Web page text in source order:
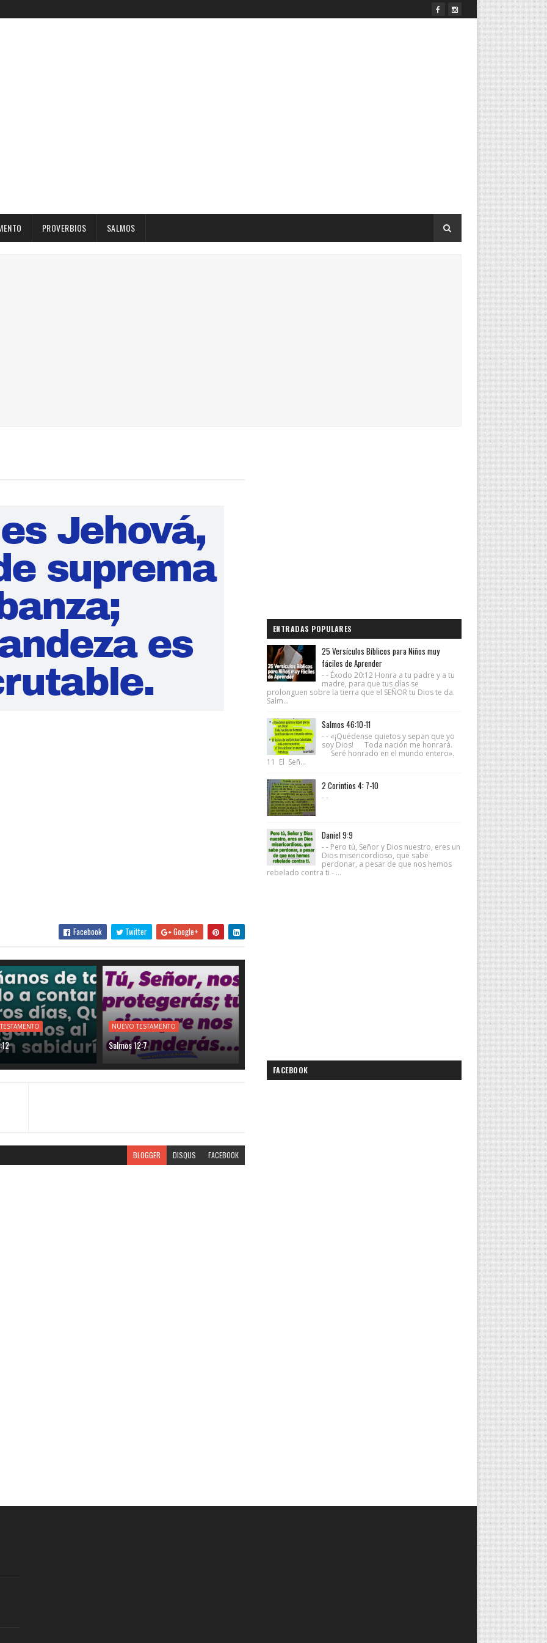
PROVERBIOS SALMOS
Facebook Twitter Google+
NUEVO TESTAMENTO
Salmos 12:7
BLOGGER DISQUS FACEBOOK
ENTRADAS POPULARES
25 Versículos Bíblicos para Niños muy
fáciles de Aprender
- - Éxodo 20:12 Honra a tu padre y a tu
madre, para que tus días se
prolonguen sobre la tierra que el SEÑOR tu Dios te da.
Salm...
Salmos 46:10-11
- - «¡Quédense quietos y sepan que yo
soy Dios! Toda nación me honrará.
Seré honrado en el mundo entero».
11 El Señ...
2 Corintios 4: 7-10
- -
Daniel 9:9
- - Pero tú, Señor y Dios nuestro, eres un
Dios misericordioso, que sabe
perdonar, a pesar de que nos hemos
rebelado contra ti - ...
FACEBOOK